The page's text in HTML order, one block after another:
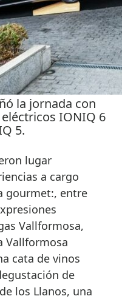
la jornada con
IONIQ 6
5.
lugar
a cargo
gourmet:, entre
Vallformosa,
Vallformosa
cata de vinos
de
los Llanos, una